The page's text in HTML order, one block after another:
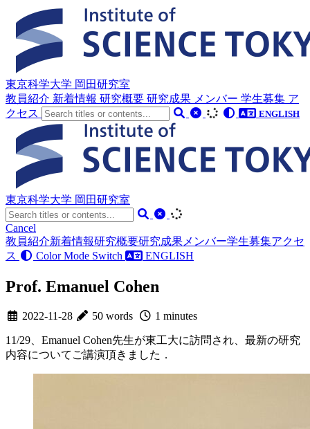
東京科学大学 岡田研究室
教員紹介 新着情報 研究概要 研究成果 メンバー 学生募集 ア
クセス
ENGLISH
東京科学大学 岡田研究室
Cancel
教員紹介新着情報研究概要研究成果 メンバー学生募集アクセ
ス
Color Mode Switch ENGLISH
Prof. Emanuel Cohen
2022-11-28 50 words 1 minutes
11/29、Emanuel Cohen先生が東工大に訪問され、最新の研究
内容についてご講演頂きました．